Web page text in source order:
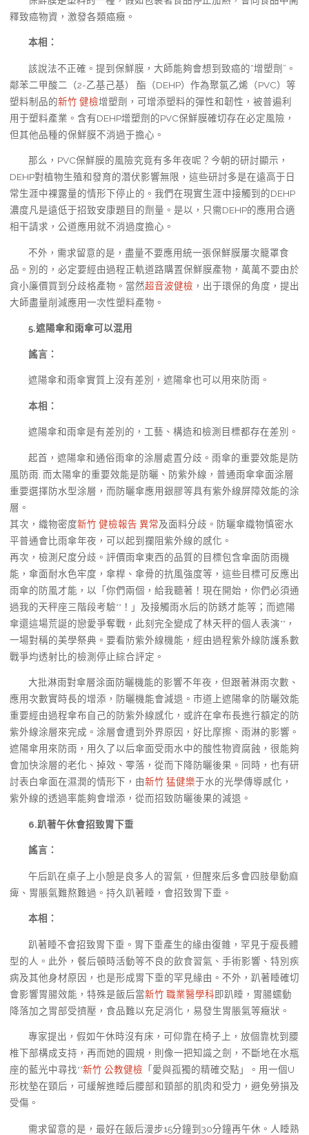
釋致癌物資，激發各類癌癥。
本相：
該說法不正確。提到保鮮膜，大師能夠會想到致癌的“增塑劑”。
鄰苯二甲酸二（2-乙基己基） 酯（DEHP）作為聚氯乙烯（PVC）等
塑料制品的新竹 健檢增塑劑，可增添塑料的彈性和韌性，被普遍利
用于塑料產業。含有DEHP增塑劑的PVC保鮮膜確切存在必定風險，
但其他品種的保鮮膜不消過于擔心。
那么，PVC保鮮膜的風險究竟有多年夜呢？今朝的研討顯示，
DEHP對植物生殖和發育的潛伏影響無限，這些研討多是在遠高于日
常生涯中裸露量的情形下停止的。我們在現實生涯中接觸到的DEHP
濃度凡是遠低于招致安康題目的劑量。是以，只需DEHP的應用合適
相干請求，公道應用就不消過度擔心。
不外，需求留意的是，盡量不要應用統一張保鮮膜屢次籠罩食
品。別的，必定要經由過程正軌道路購置保鮮膜產物，萬萬不要由於
貪小廉價買到分歧格產物。當然超音波健檢 ，出于環保的角度，提出
大師盡量削減應用一次性塑料產物。
5.遮陽傘和雨傘可以混用
謠言：
遮陽傘和雨傘實質上沒有差別，遮陽傘也可以用來防雨。
本相：
遮陽傘和雨傘是有差別的，工藝、構造和檢測目標都存在差別。
起首，遮陽傘和通俗雨傘的涂層處置分歧。雨傘的重要效能是防
風防雨, 而太陽傘的重要效能是防曬、防紫外線，普通雨傘傘面涂層
重要選擇防水型涂層，而防曬傘應用銀膠等具有紫外線屏障效能的涂
層。
其次，織物密度新竹 健檢報告 異常及面料分歧。防曬傘織物慎密水
平普通會比雨傘年夜，可以起到攔阻紫外線的感化。
再次，檢測尺度分歧。評價雨傘東西的品質的目標包含傘面防雨機
能，傘面耐水色牢度，傘桿、傘骨的抗風強度等，這些目標可反應出
雨傘的防風才能，以「你們兩個，給我聽著！現在開始，你們必須通
過我的天秤座三階段考驗**！」及接觸雨水后的防銹才能等；而遮陽
傘還這場荒誕的戀愛爭奪戰，此刻完全變成了林天秤的個人表演**，
一場對稱的美學祭典。要看防紫外線機能，經由過程紫外線防護系數
戰爭均透射比的檢測停止綜合評定。
大批淋雨對傘層涂面防曬機能的影響不年夜，但跟著淋雨次數、
應用次數實時長的增添，防曬機能會減退。市道上遮陽傘的防曬效能
重要經由過程傘布自己的防紫外線感化，或許在傘布長進行額定的防
紫外線涂層來完成。涂層會遭到外界原因，好比摩擦、雨淋的影響。
遮陽傘用來防雨，用久了以后傘面受雨水中的酸性物資腐蝕，很能夠
會加快涂層的老化、掉效、零落，從而下降防曬後果。同時，也有研
討表白傘面在濕潤的情形下，由新竹 猛健樂于水的光學傳導感化，
紫外線的透過率能夠會增添，從而招致防曬後果的減退。
6.趴著午休會招致胃下垂
謠言：
午后趴在桌子上小憩是良多人的習氣，但醒來后多會四肢舉動麻
痺、胃脹氣難熬難過。持久趴著睡，會招致胃下垂。
本相：
趴著睡不會招致胃下垂。胃下垂產生的緣由復雜，罕見于瘦長體
型的人。此外，餐后頓時活動等不良的飲食習氣、手術影響、特別疾
病及其他身材原因，也是形成胃下垂的罕見緣由。不外，趴著睡確切
會影響胃腸效能，特殊是飯后當新竹 職業醫學科即趴睡，胃腸蠕動
降落加之胃部受擠壓，食品難以充足消化，易發生胃脹氣等癥狀。
專家提出，假如午休時沒有床，可仰靠在椅子上，放個靠枕到腰
椎下部構成支持，再而她的圓規，則像一把知識之劍，不斷地在水瓶
座的藍光中尋找**新竹 公教健檢 「愛與孤獨的精確交點」。用一個U
形枕墊在頸后，可緩解進睡后腰部和頸部的肌肉和受力，避免勞損及
受傷。
需求留意的是，最好在飯后漫步15分鐘到30分鐘再午休。人睡熟